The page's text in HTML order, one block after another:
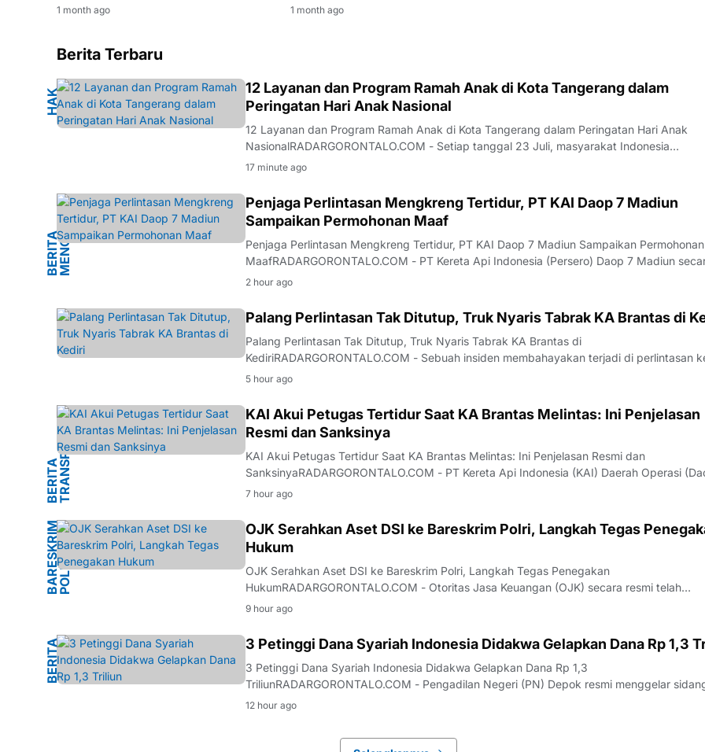
1 month ago 1 month ago
Berita Terbaru
H
A
K
A
N
AK
12 Layanan dan Program Ramah Anak di Kota Tangerang dalam
Peringatan Hari Anak Nasional
12 Layanan dan Program Ramah Anak di Kota Tangerang dalam Peringatan Hari Anak
NasionalRADARGORONTALO.COM - Setiap tanggal 23 Juli, masyarakat Indonesia
memperingati Hari Anak Nasional sebagai sebuah momentum krusial untuk mengevaluasi
17 minute ago
B
E
R
I
T
A
M
E
N
G
K
R
E
NG
Penjaga Perlintasan Mengkreng Tertidur, PT KAI Daop 7 Madiun
Sampaikan Permohonan Maaf
Penjaga Perlintasan Mengkreng Tertidur, PT KAI Daop 7 Madiun Sampaikan Permohonan
MaafRADARGORONTALO.COM - PT Kereta Api Indonesia (Persero) Daop 7 Madiun
terbuka menyampaikan permohonan maaf yang mendalam kepada seluruh masyarakat
2 hour ago
BERITA Palang Perlintasan Tak Ditutup, Truk Nyaris Tabrak KA Brantas di
Palang Perlintasan Tak Ditutup, Truk Nyaris Tabrak KA Brantas di
KediriRADARGORONTALO.COM - Sebuah insiden membahayakan terjadi di perlintasan
api Simpang Mengkreng, Kecamatan Purwoasri, Kabupaten Kediri, yang melibatkan KA
5 hour ago
B
E
R
I
T
A
T
R
A
N
S
P
O
R
T
A
SI
KAI Akui Petugas Tertidur Saat KA Brantas Melintas: Ini Penjelasan
Resmi dan Sanksinya
KAI Akui Petugas Tertidur Saat KA Brantas Melintas: Ini Penjelasan Resmi dan
SanksinyaRADARGORONTALO.COM - PT Kereta Api Indonesia (KAI) Daerah Operasi
Madiun telah memberikan klarifikasi resmi terkait insiden palang pintu perlintasan di
7 hour ago
B
A
RE
S
K
R
I
M
P
O
L
RI
OJK Serahkan Aset DSI ke Bareskrim Polri, Langkah Tegas
Hukum
OJK Serahkan Aset DSI ke Bareskrim Polri, Langkah Tegas Penegakan
HukumRADARGORONTALO.COM - Otoritas Jasa Keuangan (OJK) secara resmi telah
menyerahkan sejumlah aset milik PT Dana Syariah Indonesia (PT DSI) kepada Bareskrim
9 hour ago
B
E
R
I
T
A
H
U
K
UM 3 Petinggi Dana Syariah Indonesia Didakwa Gelapkan Dana Rp 1,3
3 Petinggi Dana Syariah Indonesia Didakwa Gelapkan Dana Rp 1,3
TriliunRADARGORONTALO.COM - Pengadilan Negeri (PN) Depok resmi menggelar
perdana kasus dugaan penggelapan dana yang melibatkan petinggi PT Dana Syariah
12 hour ago